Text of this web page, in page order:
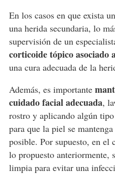
En los casos en que exista
una herida secundaria, lo
supervisión de un
corticoide tópico asociado
una cura adecuada de la
Además, es importante
cuidado facial adecuada,
rostro y aplicando algún
para que la piel se
posible. Por supuesto, en el
lo propuesto anteriormente,
limpia para evitar una